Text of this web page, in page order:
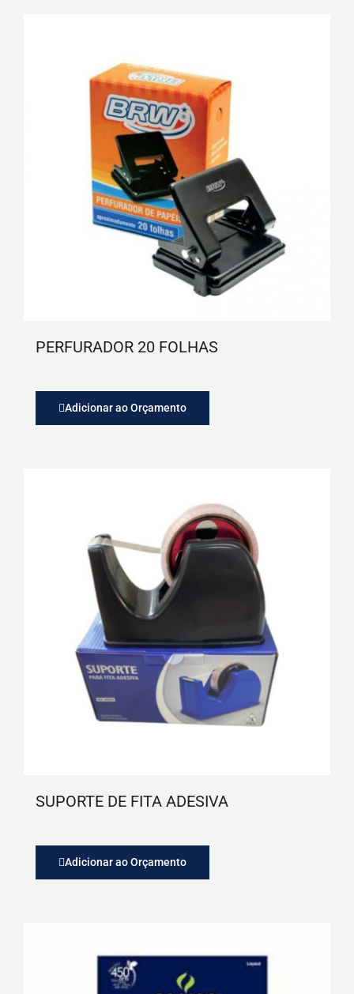
PERFURADOR 20 FOLHAS
Adicionar ao Orçamento
SUPORTE DE FITA ADESIVA
Adicionar ao Orçamento